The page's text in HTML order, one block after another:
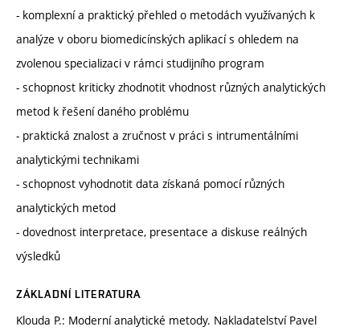
- komplexní a praktický přehled o metodách využívaných k
analýze v oboru biomedicínských aplikací s ohledem na
zvolenou specializaci v rámci studijního program
- schopnost kriticky zhodnotit vhodnost různých analytických
metod k řešení daného problému
- praktická znalost a zručnost v práci s intrumentálními
analytickými technikami
- schopnost vyhodnotit data získaná pomocí různých
analytických metod
- dovednost interpretace, presentace a diskuse reálných
výsledků
ZÁKLADNÍ LITERATURA
Klouda P.: Moderní analytické metody. Nakladatelství Pavel